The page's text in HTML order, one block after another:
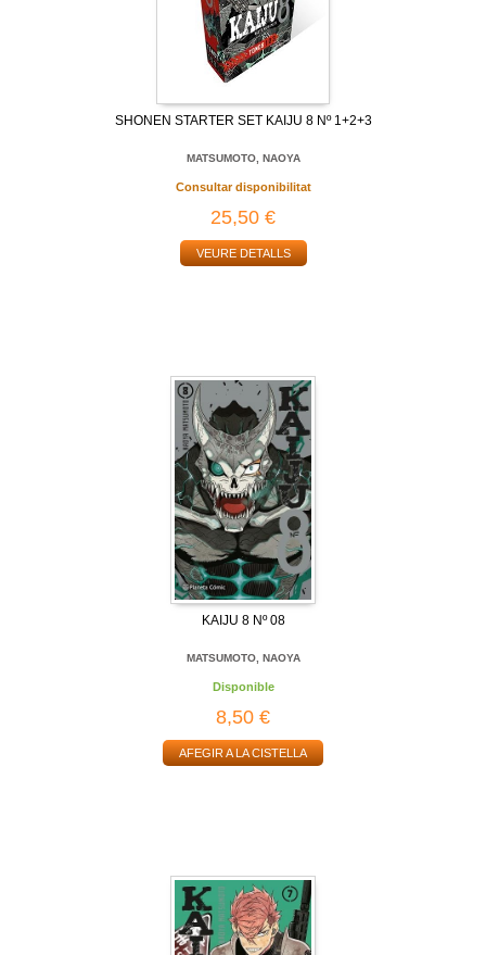
SHONEN STARTER SET KAIJU 8 Nº 1+2+3
MATSUMOTO, NAOYA
Consultar disponibilitat
25,50 €
VEURE DETALLS
KAIJU 8 Nº 08
MATSUMOTO, NAOYA
Disponible
8,50 €
AFEGIR A LA CISTELLA